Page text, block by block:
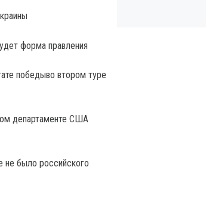
форма правления
победыво втором туре
департаменте США
не было российского